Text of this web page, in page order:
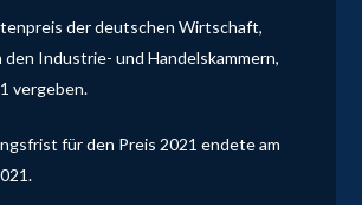
der deutschen Wirtschaft,
Industrie- und Handelskammern,
vergeben.
für den Preis 2021 endete am